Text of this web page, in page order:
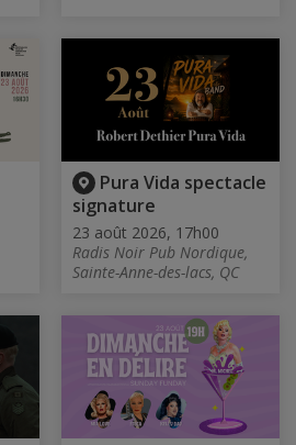
Pura Vida spectacle
signature
23 août 2026, 17h00
Radis Noir Pub Nordique,
Sainte-Anne-des-lacs, QC